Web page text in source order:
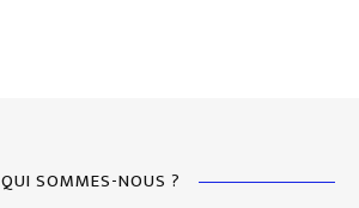
QUI SOMMES-NOUS ?